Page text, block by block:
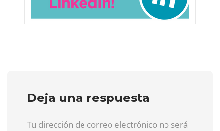
Deja una respuesta
Tu dirección de correo electrónico no será